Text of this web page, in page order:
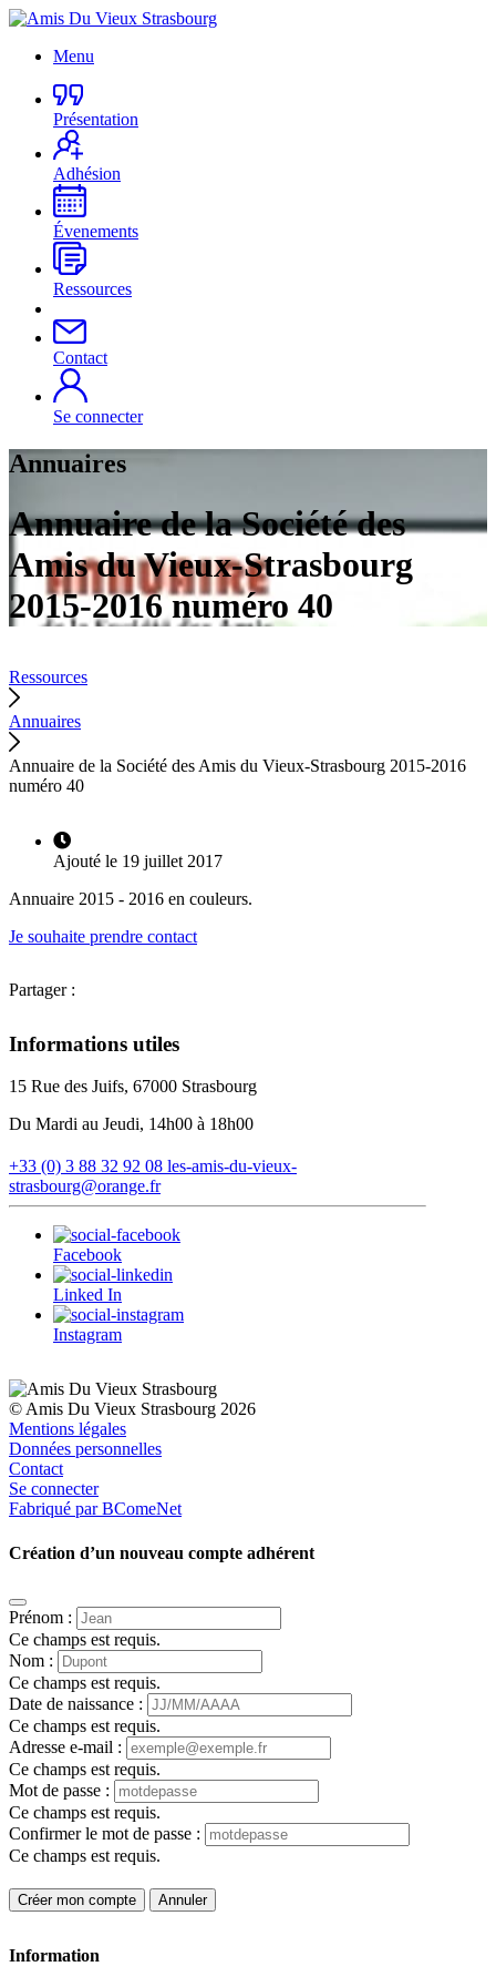
Menu
Présentation
Adhésion
Évenements
Ressources
Contact
Se connecter
Annuaires
Annuaire de la Société des
Amis du Vieux-Strasbourg
2015-2016 numéro 40
Ressources
Annuaires
Annuaire de la Société des Amis du Vieux-Strasbourg 2015-2016
numéro 40
Ajouté le 19 juillet 2017
Annuaire 2015 - 2016 en couleurs.
Je souhaite prendre contact
Partager :
Informations utiles
15 Rue des Juifs, 67000 Strasbourg
Du Mardi au Jeudi, 14h00 à 18h00
+33 (0) 3 88 32 92 08 les-amis-du-vieux-
strasbourg@orange.fr
Facebook
Linked In
Instagram
© Amis Du Vieux Strasbourg 2026
Mentions légales
Données personnelles
Contact
Se connecter
Fabriqué par BComeNet
Création d’un nouveau compte adhérent
Prénom :
Ce champs est requis.
Nom :
Ce champs est requis.
Date de naissance :
Ce champs est requis.
Adresse e-mail :
Ce champs est requis.
Mot de passe :
Ce champs est requis.
Confirmer le mot de passe :
Ce champs est requis.
Créer mon compte Annuler
Information